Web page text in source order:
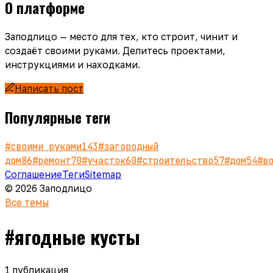
О платформе
Заподлицо — место для тех, кто строит, чинит и
создаёт своими руками. Делитесь проектами,
инструкциями и находками.
Написать пост
Популярные теги
#своими руками143#загородный
дом86#ремонт70#участок60#строительство57#дом54#
СоглашениеТегиSitemap
© 2026 Заподлицо
Все темы
#ягодные кусты
1 публикация